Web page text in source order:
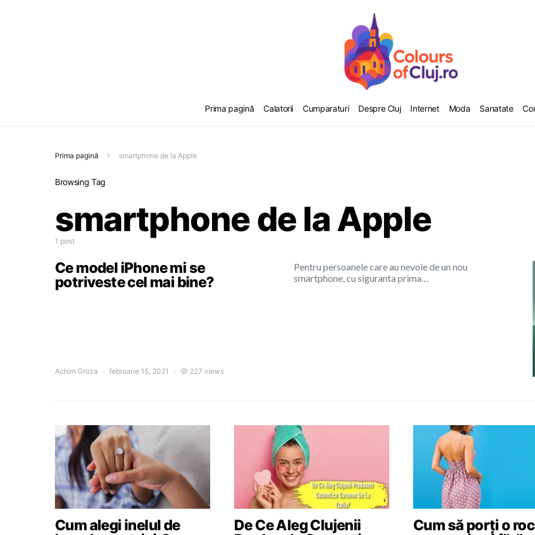
Prima pagină Calatorii Cumparaturi Despre Cluj Internet Moda Sanatate
Prima pagină smartphone de la Apple
Browsing Tag
smartphone de la Apple
1 post
Ce model iPhone mi se
potriveste cel mai bine?
Pentru persoanele care au nevoie de un nou
smartphone, cu siguranta prima…
Achim Groza februarie 15, 2021 227 views
Cum alegi inelul de
De Ce Aleg Clujenii
Cum să porți o